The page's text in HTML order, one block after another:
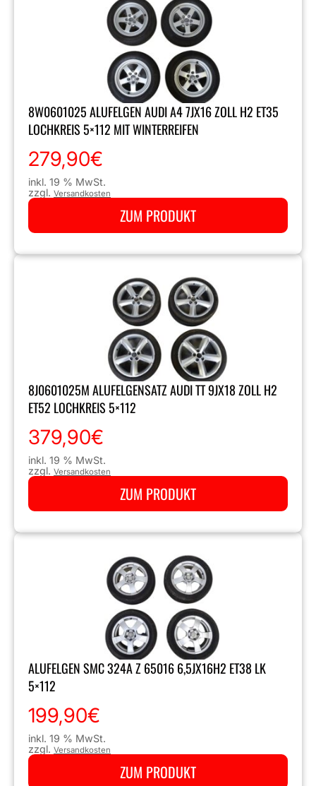
8W0601025 ALUFELGEN AUDI A4 7JX16 ZOLL H2 ET35
LOCHKREIS 5×112 MIT WINTERREIFEN
279,90€
inkl. 19 % MwSt.
zzgl. Versandkosten
ZUM PRODUKT
8J0601025M ALUFELGENSATZ AUDI TT 9JX18 ZOLL H2
ET52 LOCHKREIS 5×112
379,90€
inkl. 19 % MwSt.
zzgl. Versandkosten
ZUM PRODUKT
ALUFELGEN SMC 324A Z 65016 6,5JX16H2 ET38 LK
5×112
199,90€
inkl. 19 % MwSt.
zzgl. Versandkosten
ZUM PRODUKT